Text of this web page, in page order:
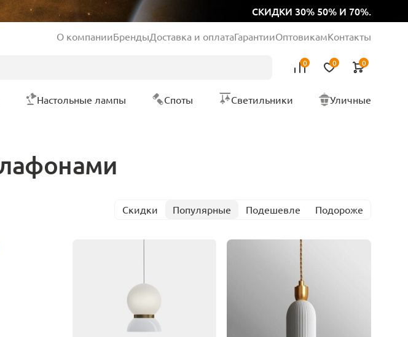
СКИДКИ 30% 50% И 70%.
О компанииБрендыДоставка и оплатаГарантииОптовикамКонтакты
0 0 0
Настольные лампы Споты Светильники Уличные
Скидки Популярные Подешевле Подороже